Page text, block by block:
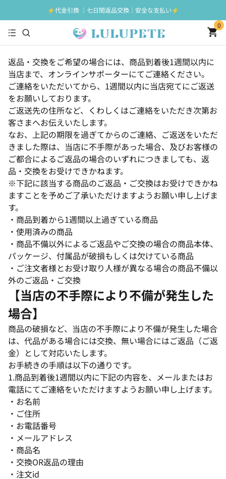
⚡️代金引換 ｜七日間返品交換｜安全な支払い⚡️
0
返品・交換をご希望の場合には、商品到着後1週間以内に
当店まで、オンラインサポーターにてご連絡ください。
ご連絡をいただいてから、1週間以内に当店宛てにご返送
をお願いしております。
ご返送先の住所など、くわしくはご連絡をいただき次第お
客さまへお伝えいたします。
なお、上記の期限を過ぎてからのご連絡、ご返送をいただ
きました際は、当店に不手際があった場合、及びお客様の
ご都合によるご返品の場合のいずれにつきましても、返
品・交換をお受けできかねます。
※下記に該当する商品のご返品・ご交換はお受けできかね
ますことを予めご了承いただけますようお願い申し上げま
す。
・商品到着から1週間以上過ぎている商品
・使用済みの商品
・商品不備以外によるご返品やご交換の場合の商品本体、
パッケージ、付属品が破損もしくは欠けている商品
・ご注文者様とお受け取り人様が異なる場合の商品不備以
外のご返品・ご交換
【当店の不手際により不備が発生した
場合】
商品の破損など、当店の不手際により不備が発生した場合
は、代品がある場合には交換、無い場合にはご返品（ご返
金）として対応いたします。
お手続きの手順は以下の通りです。
1.商品到着後1週間以内に下記の内容を、メールまたはお
電話にてご連絡をいただけますようお願い申し上げます。
・お名前
・ご住所
・お電話番号
・メールアドレス
・商品名
・交換OR返品の理由
・注文id